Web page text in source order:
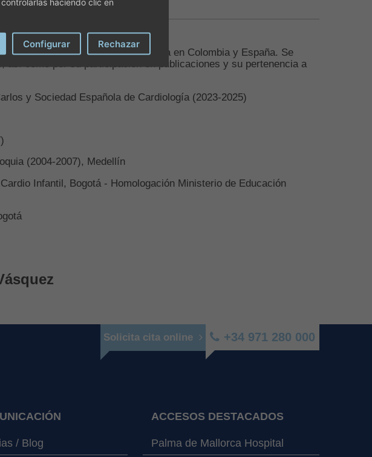
clínica, docente e investigadora en Colombia y España. Se
así como por su participación en publicaciones y su pertenencia a
y Sociedad Española de Cardiología (2023-2025)
(2004-2007), Medellín
Infantil, Bogotá - Homologación Ministerio de Educación
Solicita cita online +34 971 280 000
/ Blog
ACCESOS DESTACADOS
Palma de Mallorca Hospital
Configurar Rechazar